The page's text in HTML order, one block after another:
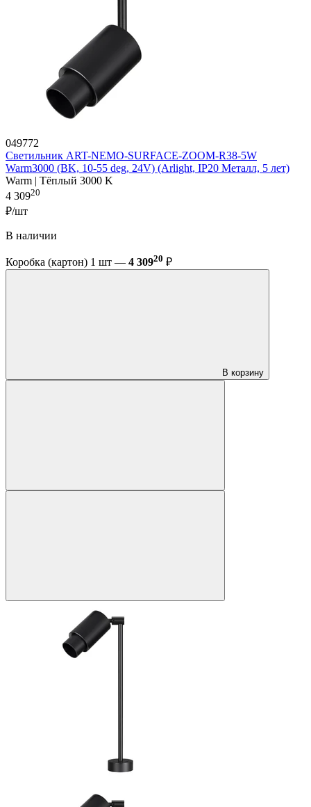
049772
Светильник ART-NEMO-SURFACE-ZOOM-R38-5W
Warm3000 (BK, 10-55 deg, 24V) (Arlight, IP20 Металл, 5 лет)
Warm | Тёплый 3000 K
4 30920
₽/шт
В наличии
Коробка (картон) 1 шт — 4 30920 ₽
В корзину